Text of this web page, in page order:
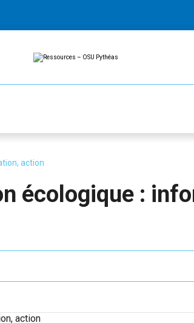
Ressources
OSU
Ressources
action
écologique :